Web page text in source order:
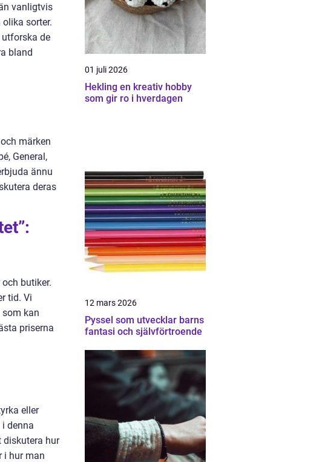
vanligtvis
sorter.
utforska de
bland
märken
General,
ännu
deras
butiker.
tid. Vi
kan
priserna
eller
denna
diskutera hur
i hur man
01 juli 2026
Hekling en kreativ hobby
som gir ro i hverdagen
12 mars 2026
Pyssel som utvecklar barns
fantasi och självförtroende